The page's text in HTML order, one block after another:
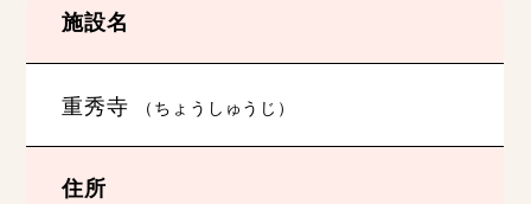
施設名
重秀寺 （ちょうしゅうじ）
住所